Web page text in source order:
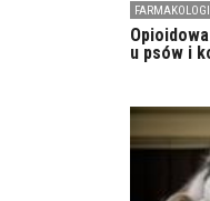
u psów i